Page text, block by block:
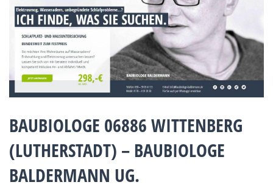
BAUBIOLOGE 06886 WITTENBERG
(LUTHERSTADT) – BAUBIOLOGE
BALDERMANN UG.